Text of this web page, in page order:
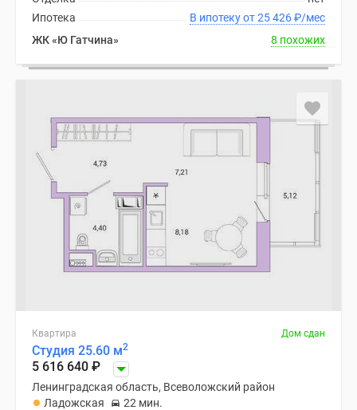
В ипотеку от 25 426₽/мес
Ипотека
ЖК «Ю Гатчина»
8 похожих
Квартира Дом сдан
Студия 25.60 м2
5 616 640 ₽
Ленинградская область, Всеволожский район
Ладожская
22 мин.